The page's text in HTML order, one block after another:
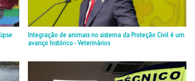
Integração de animais no sistema da Proteção Civil é um
avanço histórico - Veterinários